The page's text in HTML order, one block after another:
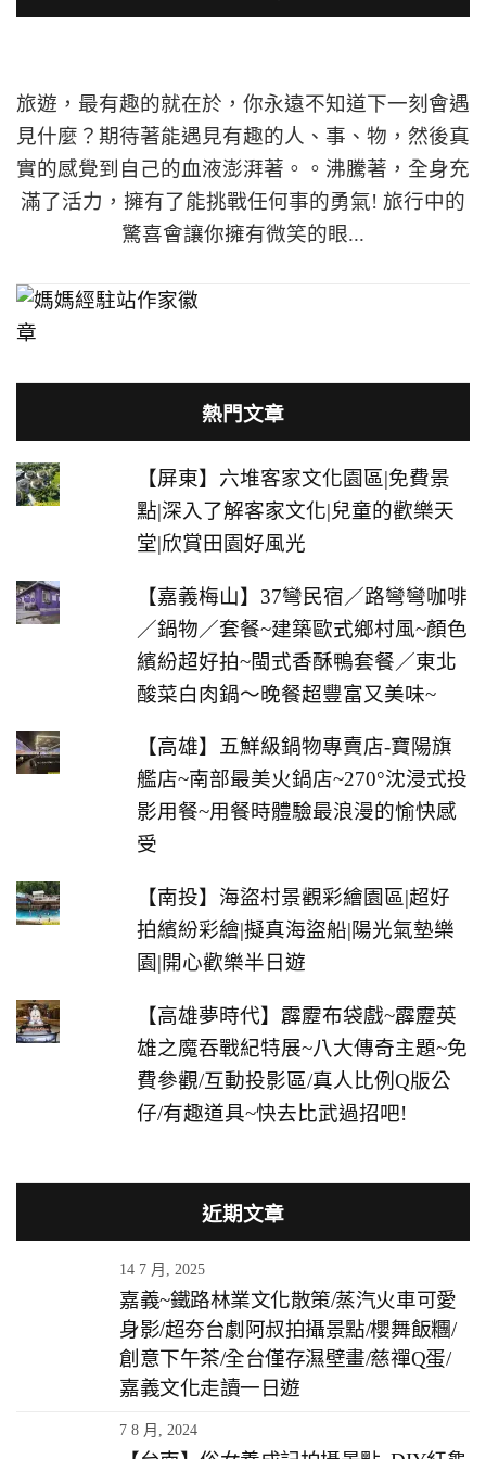
旅遊，最有趣的就在於，你永遠不知道下一刻會遇
見什麼？期待著能遇見有趣的人、事、物，然後真
實的感覺到自己的血液澎湃著。。沸騰著，全身充
滿了活力，擁有了能挑戰任何事的勇氣! 旅行中的
驚喜會讓你擁有微笑的眼...
熱門文章
【屏東】六堆客家文化園區|免費景
點|深入了解客家文化|兒童的歡樂天
堂|欣賞田園好風光
【嘉義梅山】37彎民宿／路彎彎咖啡
／鍋物／套餐~建築歐式鄉村風~顏色
繽紛超好拍~閩式香酥鴨套餐／東北
酸菜白肉鍋～晚餐超豐富又美味~
【高雄】五鮮級鍋物專賣店-寶陽旗
艦店~南部最美火鍋店~270°沈浸式投
影用餐~用餐時體驗最浪漫的愉快感
受
【南投】海盜村景觀彩繪園區|超好
拍繽紛彩繪|擬真海盜船|陽光氣墊樂
園|開心歡樂半日遊
【高雄夢時代】霹靂布袋戲~霹靂英
雄之魔吞戰紀特展~八大傳奇主題~免
費參觀/互動投影區/真人比例Q版公
仔/有趣道具~快去比武過招吧!
近期文章
14 7 月, 2025
嘉義~鐵路林業文化散策/蒸汽火車可愛
身影/超夯台劇阿叔拍攝景點/櫻舞飯糰/
創意下午茶/全台僅存濕壁畫/慈禪Q蛋/
嘉義文化走讀一日遊
7 8 月, 2024